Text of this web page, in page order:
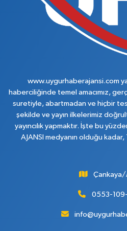
www.uygurhaberajansi.com
haberciliğinde temel amacımız,
suretiyle, abartmadan ve hiçbir
şekilde ve yayın ilkelerimiz
yayıncılık yapmaktır. İşte bu
AJANSI medyanın olduğu
0553-